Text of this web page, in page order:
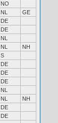
NO
NL
GE
DE
DE
NL
NL
NH
S
DE
DE
DE
NL
NL
NH
DE
DE